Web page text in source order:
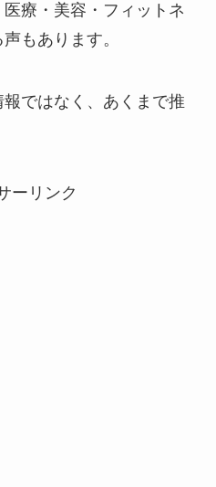
療・美容・フィットネ
もあります。
ではなく、あくまで推
ーリンク